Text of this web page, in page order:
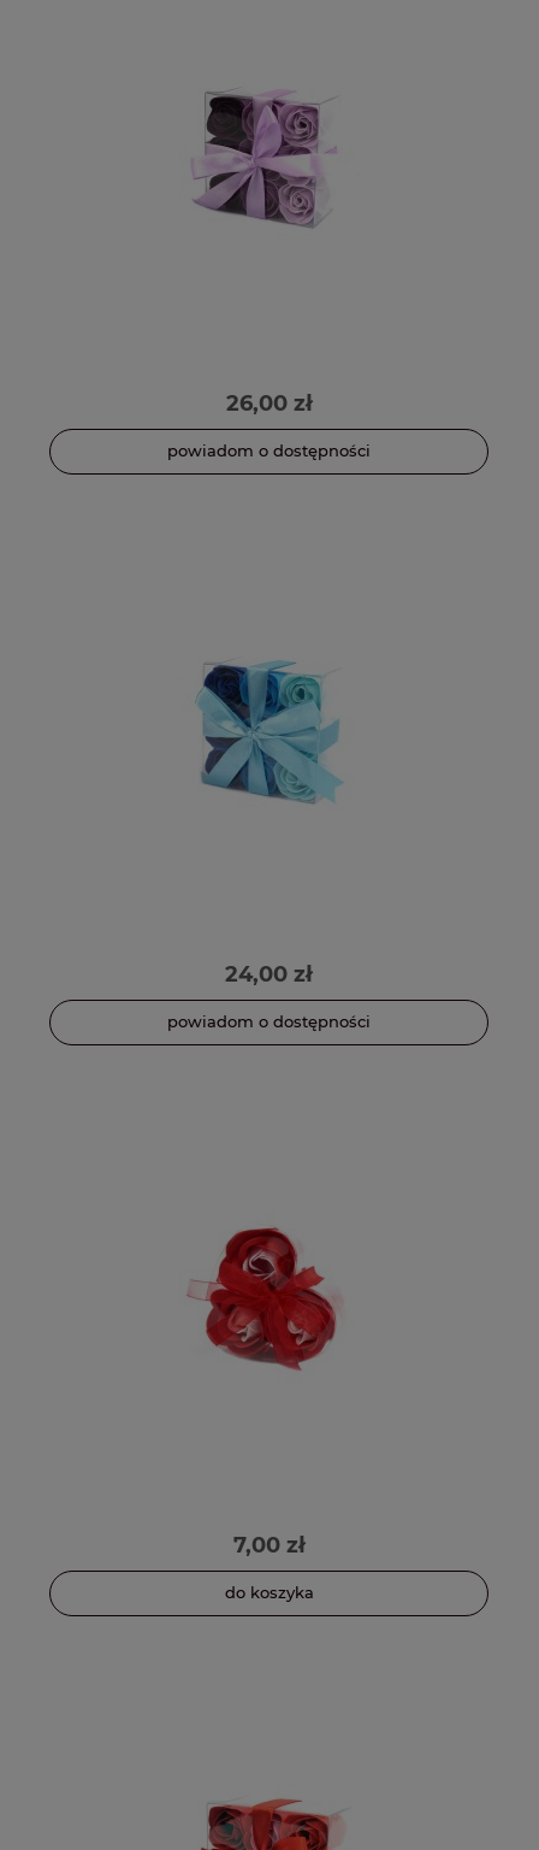
26,00 zł
powiadom o dostępności
24,00 zł
powiadom o dostępności
7,00 zł
do koszyka